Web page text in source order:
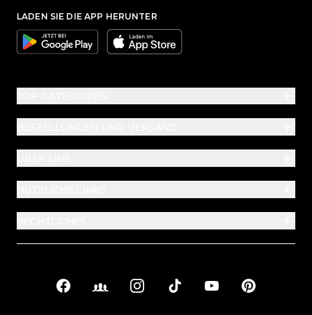
LADEN SIE DIE APP HERUNTER
Google Apple
Soziale Links
FacebookFacebook Groups
InstagramTikTok YouTubePinterest